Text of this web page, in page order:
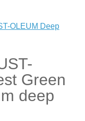
Green
deep